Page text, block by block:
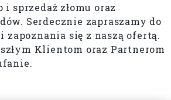
i sprzedaż złomu oraz
Serdecznie zapraszamy do
zapoznania się z naszą ofertą.
Klientom oraz Partnerom